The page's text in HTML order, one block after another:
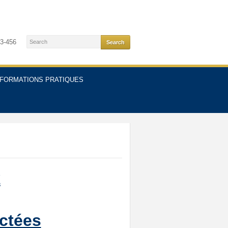
456
PRATIQUES